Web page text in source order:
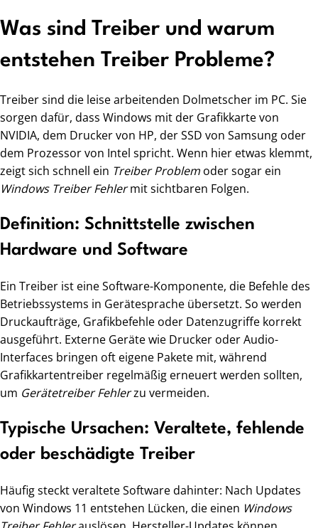
Was sind Treiber und warum
entstehen Treiber Probleme?
Treiber sind die leise arbeitenden Dolmetscher im PC. Sie
sorgen dafür, dass Windows mit der Grafikkarte von
NVIDIA, dem Drucker von HP, der SSD von Samsung oder
dem Prozessor von Intel spricht. Wenn hier etwas klemmt,
zeigt sich schnell ein Treiber Problem oder sogar ein
Windows Treiber Fehlermit sichtbaren Folgen.
Definition: Schnittstelle zwischen
Hardware und Software
Ein Treiber ist eine Software-Komponente, die Befehle des
Betriebssystems in Gerätesprache übersetzt. So werden
Druckaufträge, Grafikbefehle oder Datenzugriffe korrekt
ausgeführt. Externe Geräte wie Drucker oder Audio-
Interfaces bringen oft eigene Pakete mit, während
Grafikkartentreiber regelmäßig erneuert werden sollten,
um Gerätetreiber Fehlerzu vermeiden.
Typische Ursachen: Veraltete, fehlende
oder beschädigte Treiber
Häufig steckt veraltete Software dahinter: Nach Updates
von Windows 11 entstehen Lücken, die einen Windows